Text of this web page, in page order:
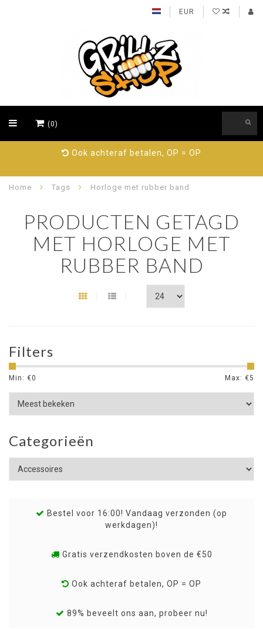
EUR
(0)
Ook achteraf betalen, OP = OP
Home Tags Horloge met rubber band
PRODUCTEN GETAGD
MET HORLOGE MET
RUBBER BAND
Filters
Min: €0 Max: €5
Categorieën
Bestel voor 16:00! Vandaag verzonden (op
werkdagen)!
Gratis verzendkosten boven de €50
Ook achteraf betalen, OP = OP
89% beveelt ons aan, probeer nu!